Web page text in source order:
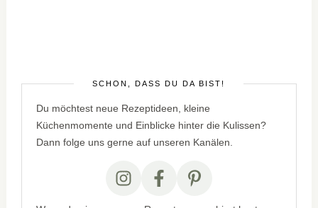
SCHÖN, DASS DU DA BIST!
Du möchtest neue Rezeptideen, kleine
Küchenmomente und Einblicke hinter die Kulissen?
Dann folge uns gerne auf unseren Kanälen.